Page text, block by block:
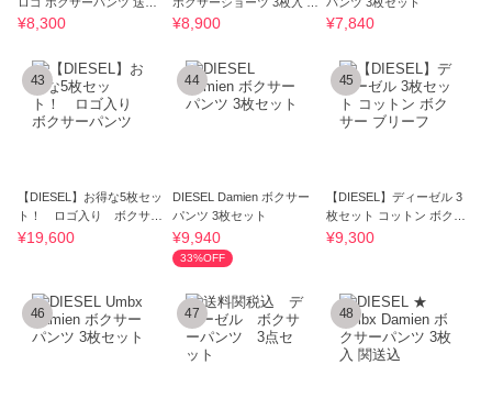
関税込
¥8,300
料関税込
¥8,900 ¥7,840
43
【DIESEL】お得な5枚セッ
ト！ ロゴ入り ボクサー
パンツ
¥19,600
44
DIESEL Damien ボクサー
パンツ 3枚セット
¥9,940
33%OFF
45
【DIESEL】ディーゼル 3
枚セット コットン ボクサ
ー ブリーフ
¥9,300
46 47 48